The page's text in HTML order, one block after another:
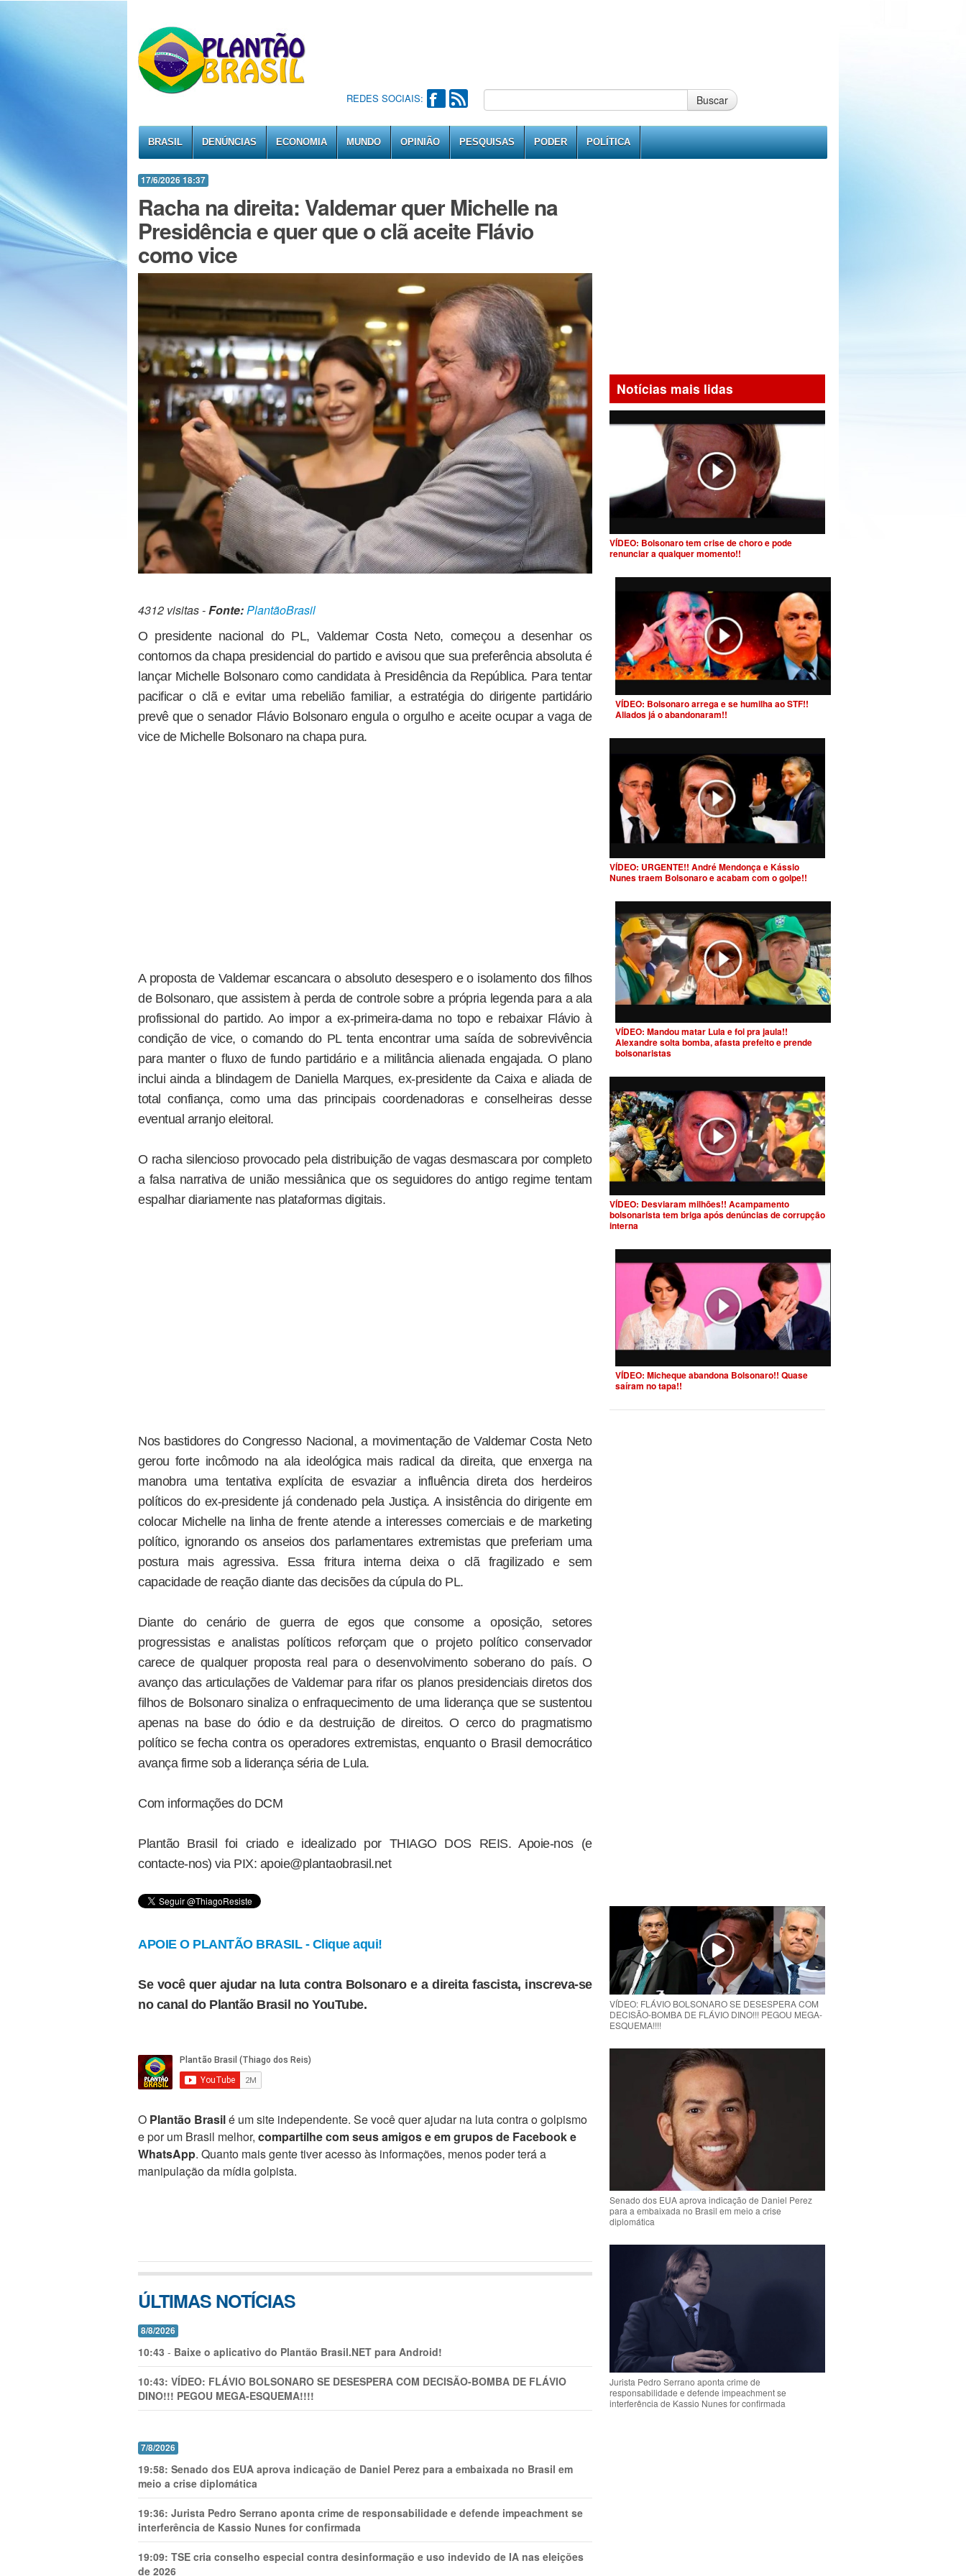
REDES SOCIAIS: Buscar
BRASIL DENÚNCIAS ECONOMIA MUNDO OPINIÃO PESQUISAS PODER POLÍTICA
17/6/2026 18:37
Racha na direita: Valdemar quer Michelle na
Presidência e quer que o clã aceite Flávio
como vice
4312 visitas -Fonte:PlantãoBrasil
O presidente nacional do PL, Valdemar Costa Neto, começou a desenhar os
contornos da chapa presidencial do partido e avisou que sua preferência absoluta é
lançar Michelle Bolsonaro como candidata à Presidência da República. Para tentar
pacificar o clã e evitar uma rebelião familiar, a estratégia do dirigente partidário
prevê que o senador Flávio Bolsonaro engula o orgulho e aceite ocupar a vaga de
vice de Michelle Bolsonaro na chapa pura.
A proposta de Valdemar escancara o absoluto desespero e o isolamento dos filhos
de Bolsonaro, que assistem à perda de controle sobre a própria legenda para a ala
profissional do partido. Ao impor a ex-primeira-dama no topo e rebaixar Flávio à
condição de vice, o comando do PL tenta encontrar uma saída de sobrevivência
para manter o fluxo de fundo partidário e a militância alienada engajada. O plano
inclui ainda a blindagem de Daniella Marques, ex-presidente da Caixa e aliada de
total confiança, como uma das principais coordenadoras e conselheiras desse
eventual arranjo eleitoral.
O racha silencioso provocado pela distribuição de vagas desmascara por completo
a falsa narrativa de união messiânica que os seguidores do antigo regime tentam
espalhar diariamente nas plataformas digitais.
Nos bastidores do Congresso Nacional, a movimentação de Valdemar Costa Neto
gerou forte incômodo na ala ideológica mais radical da direita, que enxerga na
manobra uma tentativa explícita de esvaziar a influência direta dos herdeiros
políticos do ex-presidente já condenado pela Justiça. A insistência do dirigente em
colocar Michelle na linha de frente atende a interesses comerciais e de marketing
político, ignorando os anseios dos parlamentares extremistas que preferiam uma
postura mais agressiva. Essa fritura interna deixa o clã fragilizado e sem
capacidade de reação diante das decisões da cúpula do PL.
Diante do cenário de guerra de egos que consome a oposição, setores
progressistas e analistas políticos reforçam que o projeto político conservador
carece de qualquer proposta real para o desenvolvimento soberano do país. O
avanço das articulações de Valdemar para rifar os planos presidenciais diretos dos
filhos de Bolsonaro sinaliza o enfraquecimento de uma liderança que se sustentou
apenas na base do ódio e da destruição de direitos. O cerco do pragmatismo
político se fecha contra os operadores extremistas, enquanto o Brasil democrático
avança firme sob a liderança séria de Lula.
Com informações do DCM
Plantão Brasil foi criado e idealizado por THIAGO DOS REIS. Apoie-nos (e
contacte-nos) via PIX: apoie@plantaobrasil.net
APOIE O PLANTÃO BRASIL - Clique aqui!
Se você quer ajudar na luta contra Bolsonaro e a direita fascista, inscreva-se
no canal do Plantão Brasil no YouTube.
O Plantão Brasilé um site independente. Se você quer ajudar na luta contra o golpismo
e por um Brasil melhor, compartilhe com seus amigos e em grupos de Facebook e
WhatsApp. Quanto mais gente tiver acesso às informações, menos poder terá a
manipulação da mídia golpista.
ÚLTIMAS NOTÍCIAS
8/8/2026
10:43 - Baixe o aplicativo do Plantão Brasil.NET para Android!
10:43: VÍDEO: FLÁVIO BOLSONARO SE DESESPERA COM DECISÃO-BOMBA DE FLÁVIO
DINO!!! PEGOU MEGA-ESQUEMA!!!!
7/8/2026
19:58: Senado dos EUA aprova indicação de Daniel Perez para a embaixada no Brasil em
meio a crise diplomática
19:36: Jurista Pedro Serrano aponta crime de responsabilidade e defende impeachment se
interferência de Kassio Nunes for confirmada
19:09: TSE cria conselho especial contra desinformação e uso indevido de IA nas eleições
de 2026
Notícias mais lidas
VÍDEO: Bolsonaro tem crise de choro e pode
renunciar a qualquer momento!!
VÍDEO: Bolsonaro arrega e se humilha ao STF!!
Aliados já o abandonaram!!
VÍDEO: URGENTE!! André Mendonça e Kássio
Nunes traem Bolsonaro e acabam com o golpe!!
VÍDEO: Mandou matar Lula e foi pra jaula!!
Alexandre solta bomba, afasta prefeito e prende
bolsonaristas
VÍDEO: Desviaram milhões!! Acampamento
bolsonarista tem briga após denúncias de corrupção
interna
VÍDEO: Micheque abandona Bolsonaro!! Quase
saíram no tapa!!
VÍDEO: FLÁVIO BOLSONARO SE DESESPERA COM
DECISÃO-BOMBA DE FLÁVIO DINO!!! PEGOU MEGA-
ESQUEMA!!!!
Senado dos EUA aprova indicação de Daniel Perez
para a embaixada no Brasil em meio a crise
diplomática
Jurista Pedro Serrano aponta crime de
responsabilidade e defende impeachment se
interferência de Kassio Nunes for confirmada